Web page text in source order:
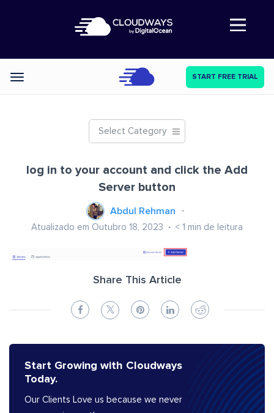
Abre a navegação
Categories START FREE TRIAL
Select Category
log in to your account and click the Add
Server button
Abdul Rehman
Atualizado em Outubro 18, 2023 < 1 min de leitura
Share This Article
Start Growing with Cloudways
Today.
Our Clients Love us because we never